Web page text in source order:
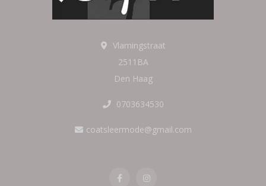
Vlamingstraat
2511BA
Den Haag
0703634530
coatsleermode@gmail.com